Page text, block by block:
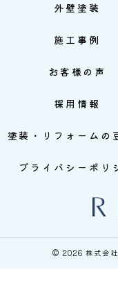
外壁塗装
施工事例
お客様の声
採用情報
塗装・リフォームの
プライバシーポリ
© 2026 株式会